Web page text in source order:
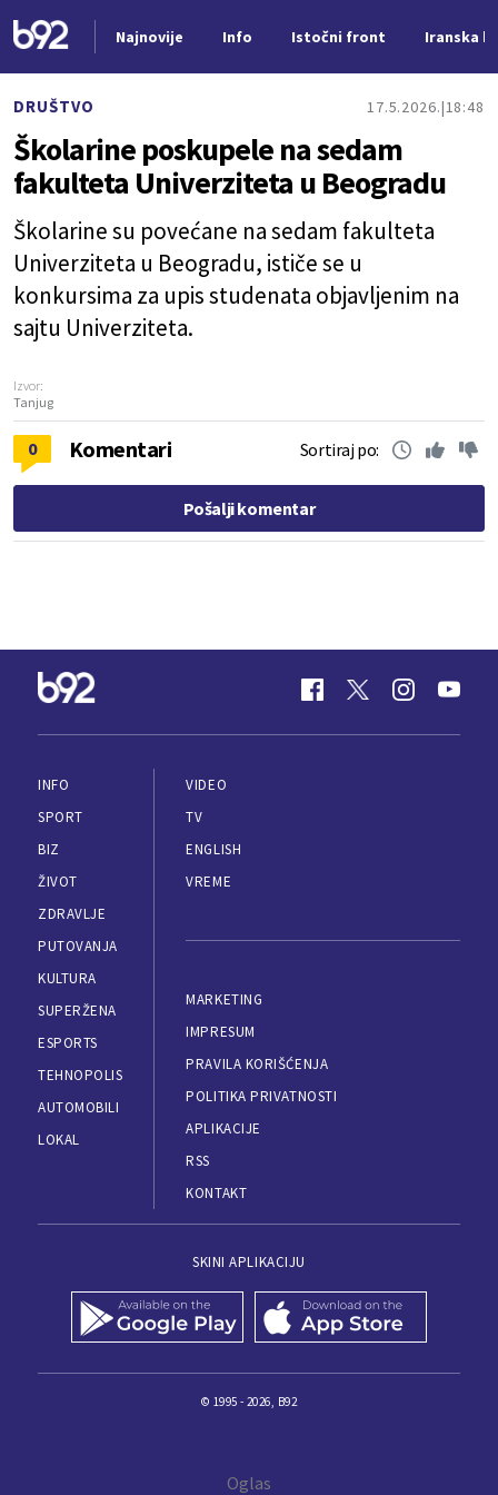
Najnovije Info Istočni front Iranska
DRUŠTVO 17.5.2026. 18:48
Školarine poskupele na sedam
fakulteta Univerziteta u Beogradu
Školarine su povećane na sedam fakulteta
Univerziteta u Beogradu, ističe se u
konkursima za upis studenata objavljenim na
sajtu Univerziteta.
Izvor:
Tanjug
0 Komentari Sortiraj po:
Pošalji komentar
INFO
SPORT
BIZ
ŽIVOT
ZDRAVLJE
PUTOVANJA
KULTURA
SUPERŽENA
ESPORTS
TEHNOPOLIS
AUTOMOBILI
LOKAL
VIDEO
TV
ENGLISH
VREME
MARKETING
IMPRESUM
PRAVILA KORIŠĆENJA
POLITIKA PRIVATNOSTI
APLIKACIJE
RSS
KONTAKT
SKINI APLIKACIJU
© 1995 - 2026, B92